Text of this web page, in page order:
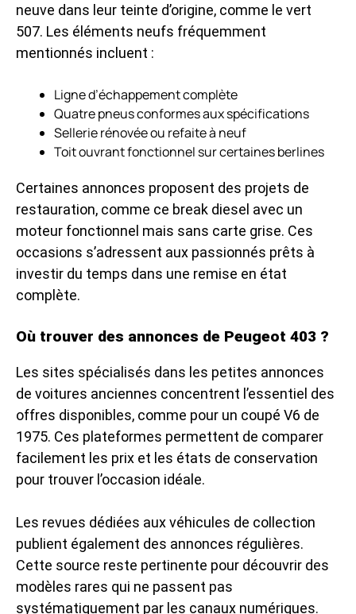
neuve dans leur teinte d’origine, comme le vert
507. Les éléments neufs fréquemment
mentionnés incluent :
Ligne d’échappement complète
Quatre pneus conformes aux spécifications
Sellerie rénovée ou refaite à neuf
Toit ouvrant fonctionnel sur certaines berlines
Certaines annonces proposent des projets de
restauration, comme ce break diesel avec un
moteur fonctionnel mais sans carte grise. Ces
occasions s’adressent aux passionnés prêts à
investir du temps dans une remise en état
complète.
Où trouver des annonces de Peugeot 403 ?
Les sites spécialisés dans les petites annonces
de voitures anciennes concentrent l’essentiel des
offres disponibles, comme pour un coupé V6 de
1975. Ces plateformes permettent de comparer
facilement les prix et les états de conservation
pour trouver l’occasion idéale.
Les revues dédiées aux véhicules de collection
publient également des annonces régulières.
Cette source reste pertinente pour découvrir des
modèles rares qui ne passent pas
systématiquement par les canaux numériques.